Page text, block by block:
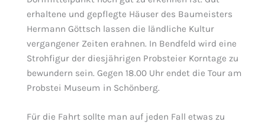
erhaltene und gepflegte Häuser des Baumeisters
Hermann Göttsch lassen die ländliche Kultur
vergangener Zeiten erahnen. In Bendfeld wird eine
Strohfigur der diesjährigen Probsteier Korntage zu
bewundern sein. Gegen 18.00 Uhr endet die Tour am
Probstei Museum in Schönberg.
Für die Fahrt sollte man auf jeden Fall etwas zu